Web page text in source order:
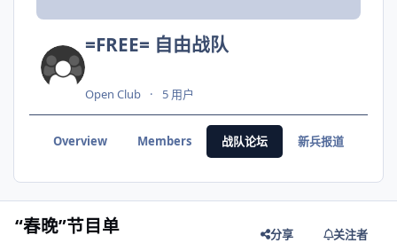
=FREE= 自由战队
Open Club 5 用户
Overview Members 战队论坛 新兵报道
“春晚”节目单 分享
关注者